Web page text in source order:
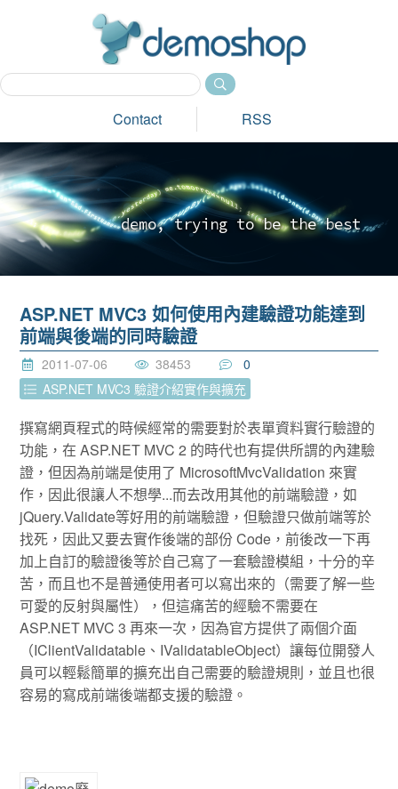
Contact RSS
demo, tryi ng to be the best_
ASP.NET MVC3 如何使用內建驗證功能達到
前端與後端的同時驗證
2011-07-06 38453
0
ASP.NET MVC3 驗證介紹實作與擴充
撰寫網頁程式的時候經常的需要對於表單資料實行驗證的
功能，在 ASP.NET MVC 2 的時代也有提供所謂的內建驗
證，但因為前端是使用了 MicrosoftMvcValidation 來實
作，因此很讓人不想學...而去改用其他的前端驗證，如
jQuery.Validate等好用的前端驗證，但驗證只做前端等於
找死，因此又要去實作後端的部份 Code，前後改一下再
加上自訂的驗證後等於自己寫了一套驗證模組，十分的辛
苦，而且也不是普通使用者可以寫出來的（需要了解一些
可愛的反射與屬性），但這痛苦的經驗不需要在
ASP.NET MVC 3 再來一次，因為官方提供了兩個介面
（IClientValidatable、IValidatableObject）讓每位開發人
員可以輕鬆簡單的擴充出自己需要的驗證規則，並且也很
容易的寫成前端後端都支援的驗證。